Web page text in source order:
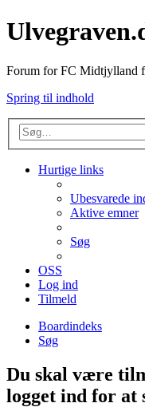
Forum for FC Midtjylland
Spring til indhold
Hurtige links
Ubesvarede
Aktive emner
Søg
OSS
Log ind
Tilmeld
Boardindeks
Søg
Du skal være
logget ind for at